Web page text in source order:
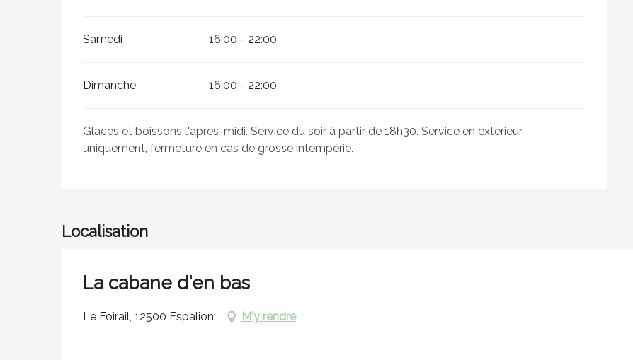
Samedi 16:00 - 22:00
Dimanche 16:00 - 22:00
Glaces et boissons l'après-midi. Service du soir à partir de 18h30. Service en extérieur
uniquement, fermeture en cas de grosse intempérie.
Localisation
La cabane d'en bas
Le Foirail, 12500 Espalion M'y rendre